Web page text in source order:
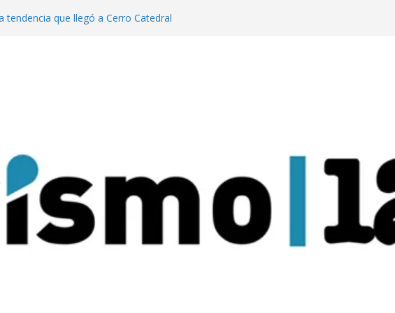
tendencia que llegó a Cerro Catedral